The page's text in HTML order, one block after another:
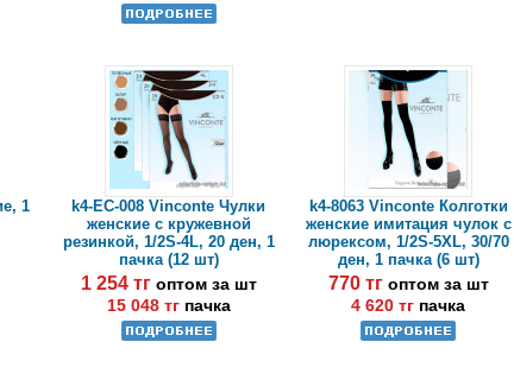
1
k4-EC-008 Vinconte Чулки
женские с кружевной
резинкой, 1/2S-4L, 20 ден, 1
пачка (12 шт)
1 254 тг оптом за шт
15 048 тг пачка
k4-8063 Vinconte Колготки
женские имитация чулок c
люрексом, 1/2S-5XL, 30/70
ден, 1 пачка (6 шт)
770 тг оптом за шт
4 620 тг пачка